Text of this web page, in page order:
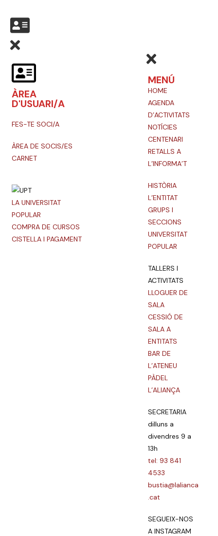
ÀREA
D'USUARI/A
FES-TE SOCI/A
ÀREA DE SOCIS/ES
CARNET
LA UNIVERSITAT
POPULAR
COMPRA DE CURSOS
CISTELLA I PAGAMENT
MENÚ
HOME
AGENDA
D’ACTIVITATS
NOTÍCIES
CENTENARI
RETALLS A
L’INFORMA’T
HISTÒRIA
L’ENTITAT
GRUPS I
SECCIONS
UNIVERSITAT
POPULAR
TALLERS I
ACTIVITATS
LLOGUER DE
SALA
CESSIÓ DE
SALA A
ENTITATS
BAR DE
L’ATENEU
PÀDEL
L’ALIANÇA
SECRETARIA
dilluns a
divendres 9 a
13h
tel: 93 841
4533
bustia@lalianca
.cat
SEGUEIX-NOS
A INSTAGRAM